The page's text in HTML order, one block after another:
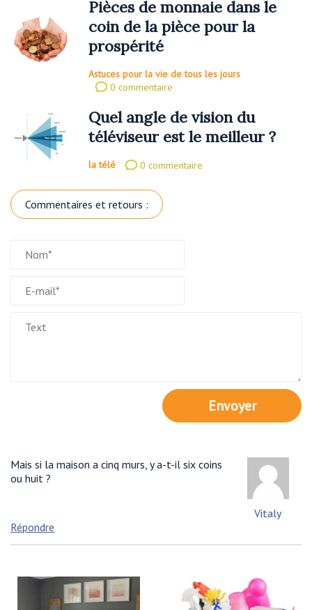
Pièces de monnaie dans le
coin de la pièce pour la
prospérité
Astuces pour la vie de tous les jours
0 commentaire
Quel angle de vision du
téléviseur est le meilleur ?
la télé 0 commentaire
Commentaires et retours :
Envoyer
Mais si la maison a cinq murs, y a-t-il six coins
ou huit ?
Vitaly
Répondre